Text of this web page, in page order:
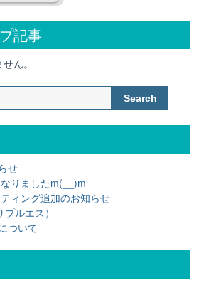
ク
ー
記事
ん。
Search
for:
せ
りましたm(__)m
ィング追加のお知らせ
ルエス）
ついて